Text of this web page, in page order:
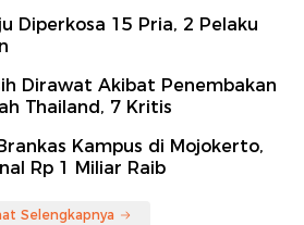
Diperkosa 15 Pria, 2 Pelaku
Dirawat Akibat Penembakan
Thailand, 7 Kritis
Kampus di Mojokerto,
Rp 1 Miliar Raib
Selengkapnya